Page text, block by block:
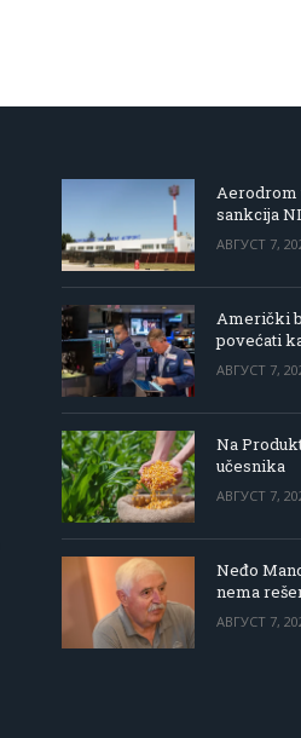
Aerodrom
sankcija
АВГУСТ 7,
Američki
povećati
АВГУСТ 7,
Na
učesnika
АВГУСТ 7,
Neđo
nema
АВГУСТ 7,